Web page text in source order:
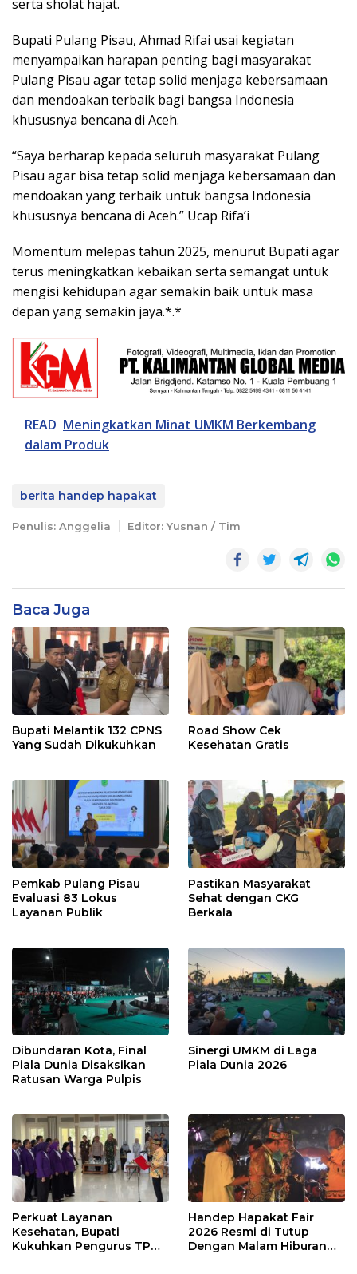
serta sholat hajat.
Bupati Pulang Pisau, Ahmad Rifai usai kegiatan
menyampaikan harapan penting bagi masyarakat
Pulang Pisau agar tetap solid menjaga kebersamaan
dan mendoakan terbaik bagi bangsa Indonesia
khususnya bencana di Aceh.
“Saya berharap kepada seluruh masyarakat Pulang
Pisau agar bisa tetap solid menjaga kebersamaan dan
mendoakan yang terbaik untuk bangsa Indonesia
khususnya bencana di Aceh.” Ucap Rifa’i
Momentum melepas tahun 2025, menurut Bupati agar
terus meningkatkan kebaikan serta semangat untuk
mengisi kehidupan agar semakin baik untuk masa
depan yang semakin jaya.*.*
READ Meningkatkan Minat UMKM Berkembang
dalam Produk
berita handep hapakat
Penulis: Anggelia Editor: Yusnan / Tim
Baca Juga
Bupati Melantik 132 CPNS
Yang Sudah Dikukuhkan
Road Show Cek
Kesehatan Gratis
Pemkab Pulang Pisau
Evaluasi 83 Lokus
Layanan Publik
Pastikan Masyarakat
Sehat dengan CKG
Berkala
Dibundaran Kota, Final
Piala Dunia Disaksikan
Ratusan Warga Pulpis
Sinergi UMKM di Laga
Piala Dunia 2026
Perkuat Layanan
Kesehatan, Bupati
Kukuhkan Pengurus TP
Handep Hapakat Fair
2026 Resmi di Tutup
Dengan Malam Hiburan